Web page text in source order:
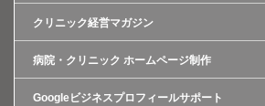
クリニック経営マガジン
病院・クリニック ホームページ制作
Googleビジネスプロフィールサポート